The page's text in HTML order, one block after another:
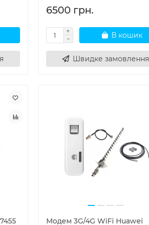
6500 грн.
В кошик
Швидке замовлення
Модем 3G/4G WiFi Huawei